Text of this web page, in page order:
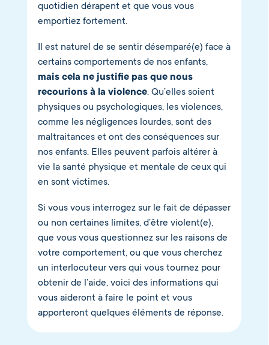
quotidien dérapent et que vous vous
emportiez fortement.
Il est naturel de se sentir désemparé(e) face à
certains comportements de nos enfants,
mais cela ne justifie pas que nous
recourions à la violence. Qu’elles soient
physiques ou psychologiques, les violences,
comme les négligences lourdes, sont des
maltraitances et ont des conséquences sur
nos enfants. Elles peuvent parfois altérer à
vie la santé physique et mentale de ceux qui
en sont victimes.
Si vous vous interrogez sur le fait de dépasser
ou non certaines limites, d’être violent(e),
que vous vous questionnez sur les raisons de
votre comportement, ou que vous cherchez
un interlocuteur vers qui vous tournez pour
obtenir de l’aide, voici des informations qui
vous aideront à faire le point et vous
apporteront quelques éléments de réponse.